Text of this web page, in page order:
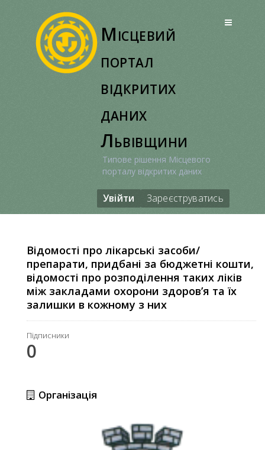
Місцевий
портал
відкритих
даних
Львівщини
Типове рішення Місцевого
порталу відкритих даних
Увійти Зареєструватись
Відомості про лікарські засоби/
препарати, придбані за бюджетні кошти,
відомості про розподілення таких ліків
між закладами охорони здоров’я та їх
залишки в кожному з них
Підписники
0
Організація